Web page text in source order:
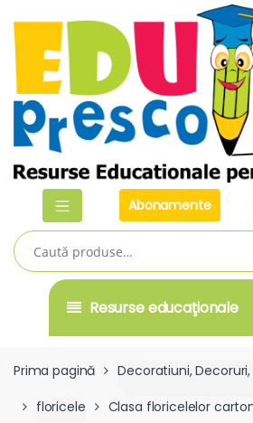
navigation
content
Abonamente
Caută
după:
Resurse educaţionale
Prima pagină Decoratiuni,
floricele
Clasa floricelelor